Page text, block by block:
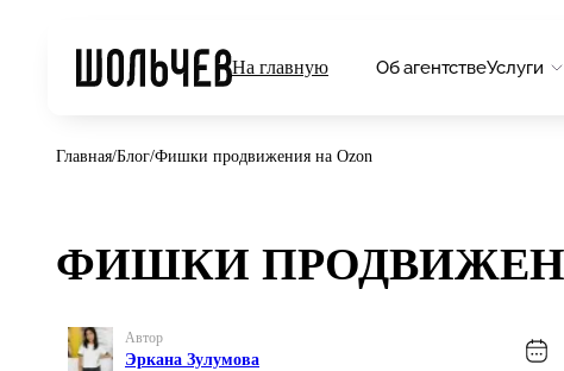
На главную Об агентствеУслуги
Главная/Блог/Фишки продвижения на Ozon
ФИШКИ
Автор
Эркана Зулумова